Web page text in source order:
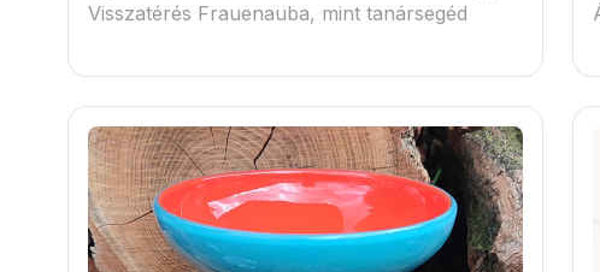
Visszatérés Frauenauba, mint tanársegéd